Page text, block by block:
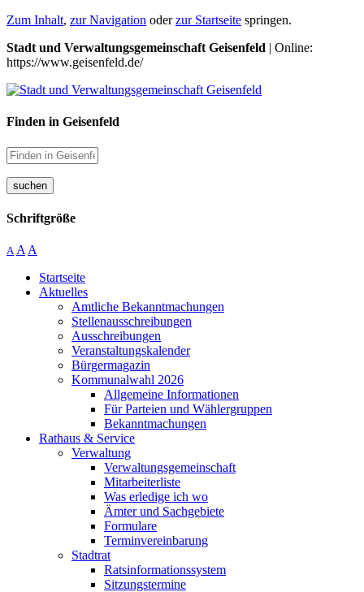
Zum Inhalt, zur Navigation oderzur Startseite springen.
Stadt und Verwaltungsgemeinschaft Geisenfeld | Online:
https://www.geisenfeld.de/
Finden in Geisenfeld
suchen
Schriftgröße
A A A
Startseite
Aktuelles
Amtliche Bekanntmachungen
Stellenausschreibungen
Ausschreibungen
Veranstaltungskalender
Bürgermagazin
Kommunalwahl 2026
Allgemeine Informationen
Für Parteien und Wählergruppen
Bekanntmachungen
Rathaus & Service
Verwaltung
Verwaltungsgemeinschaft
Mitarbeiterliste
Was erledige ich wo
Ämter und Sachgebiete
Formulare
Terminvereinbarung
Stadtrat
Ratsinformationssystem
Sitzungstermine